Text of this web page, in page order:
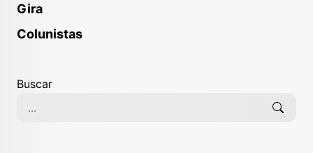
Gira
Colunistas
Buscar